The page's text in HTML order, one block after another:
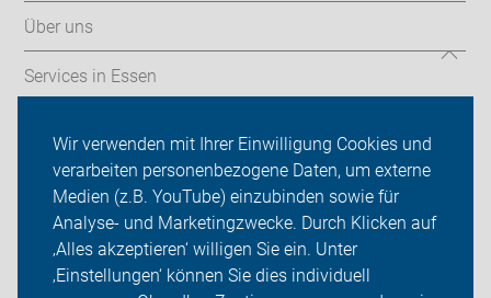
Wir verwenden mit Ihrer Einwilligung Cookies und
verarbeiten personenbezogene Daten, um externe
Medien (z.B. YouTube) einzubinden sowie für
Analyse- und Marketingzwecke. Durch Klicken auf
‚Alles akzeptieren‘ willigen Sie ein. Unter
‚Einstellungen‘ können Sie dies individuell
Über uns
Services in Essen
ADFC Essen
Sei dabei
Presse